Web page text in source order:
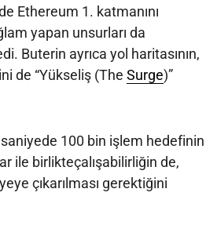
Ethereum 1. katmanını
yapan unsurları da
Buterin ayrıca yol haritasının,
de “Yükseliş (The Surge)”
100 bin işlem hedefinin
ile birlikteçalışabilirliğin de,
çıkarılması gerektiğini